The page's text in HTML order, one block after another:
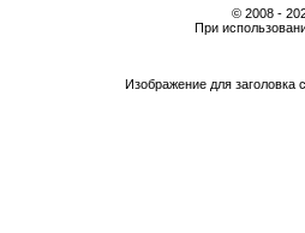
© 2008 -
При
Изображение для